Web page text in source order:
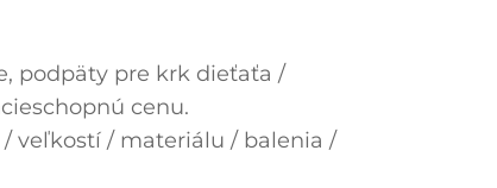
podpäty pre krk dieťaťa /
cenu.
veľkostí / materiálu / balenia /